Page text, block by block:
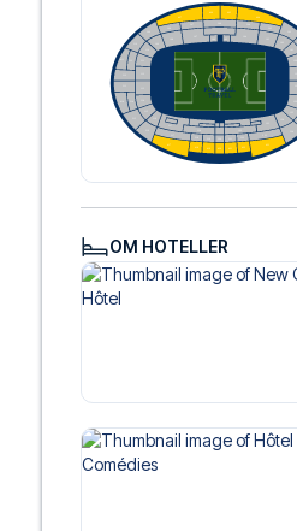
OM HOTELLER